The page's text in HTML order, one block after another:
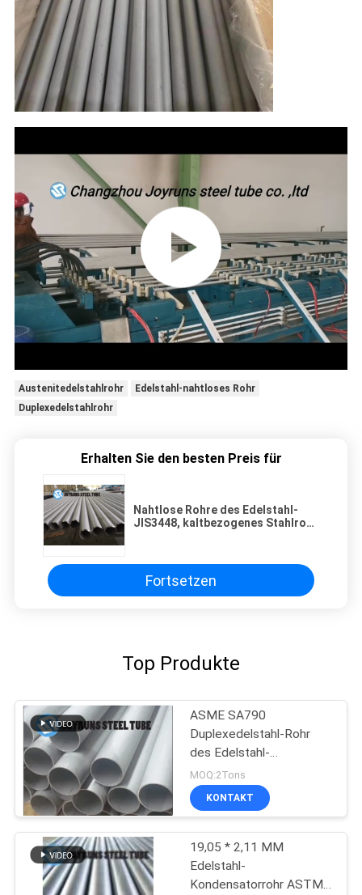
Austenitedelstahlrohr
Edelstahl-nahtloses Rohr
Duplexedelstahlrohr
Erhalten Sie den besten Preis für
Nahtlose Rohre des Edelstahl-
JIS3448, kaltbezogenes Stahlrohr
Fortsetzen
Top Produkte
ASME SA790
Duplexedelstahl-Rohr
des Edelstahl-
Kondensator-Rohr-UNS
S31500
MOQ:2Tons
KONTAKT
19,05 * 2,11 MM
Edelstahl-
Kondensatorrohr ASTM